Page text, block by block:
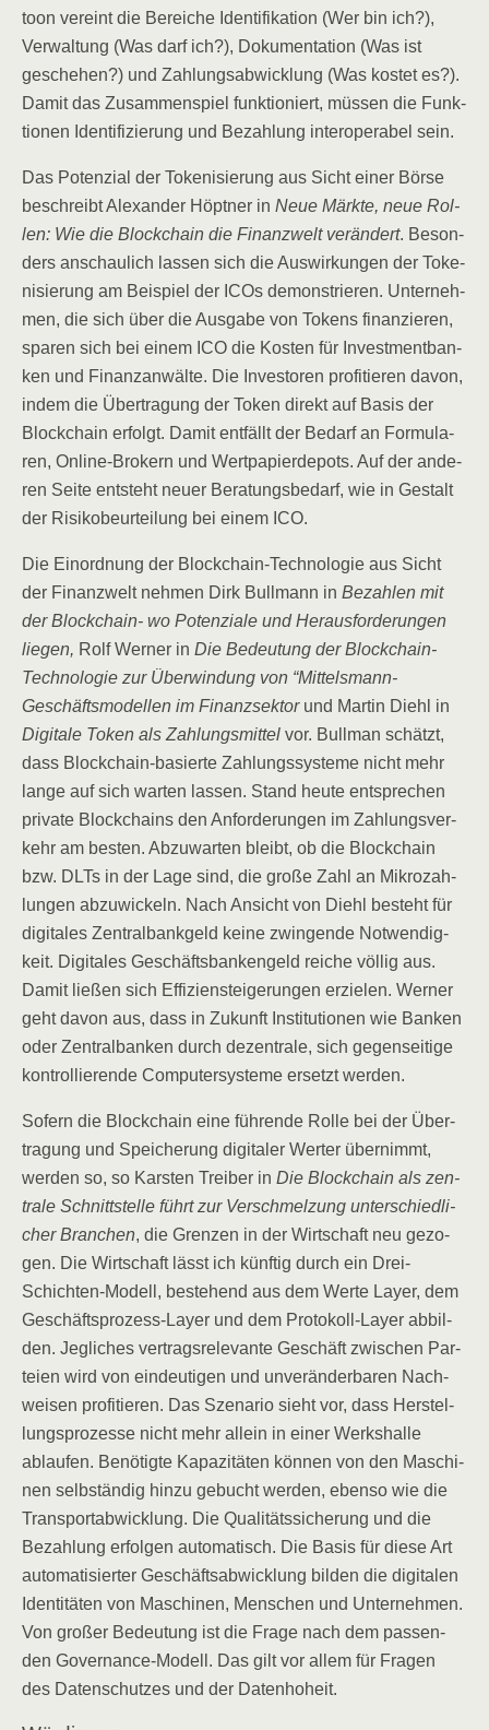
toon ver­eint die Berei­che Iden­ti­fi­ka­ti­on (Wer bin ich?),
Ver­wal­tung (Was darf ich?), Doku­men­ta­ti­on (Was ist
gesche­hen?) und Zah­lungs­ab­wick­lung (Was kos­tet es?).
Damit das Zusam­men­spiel funk­tio­niert, müs­sen die Funk­
tio­nen Iden­ti­fi­zie­rung und Bezah­lung inter­ope­ra­bel sein.
Das Poten­zi­al der Toke­ni­sie­rung aus Sicht einer Bör­se
beschreibt Alex­an­der Höpt­ner in Neue Märk­te, neue Rol­
len: Wie die Block­chain die Finanz­welt ver­än­dert. Beson­
ders anschau­lich las­sen sich die Aus­wir­kun­gen der Toke­
ni­sie­rung am Bei­spiel der ICOs demons­trie­ren. Unter­neh­
men, die sich über die Aus­ga­be von Tokens finan­zie­ren,
spa­ren sich bei einem ICO die Kos­ten für Invest­ment­ban­
ken und Finanz­an­wäl­te. Die Inves­to­ren pro­fi­tie­ren davon,
indem die Über­tra­gung der Token direkt auf Basis der
Block­chain erfolgt. Damit ent­fällt der Bedarf an For­mu­la­
ren, Online-Bro­kern und Wert­pa­pier­de­pots. Auf der ande­
ren Sei­te ent­steht neu­er Bera­tungs­be­darf, wie in Gestalt
der Risi­ko­be­ur­tei­lung bei einem ICO.
Die Ein­ord­nung der Block­chain-Tech­no­lo­gie aus Sicht
der Finanz­welt neh­men Dirk Bull­mann in Bezah­len mit
der Block­chain- wo Poten­zia­le und Her­aus­for­de­run­gen
lie­gen, Rolf Wer­ner in Die Bedeu­tung der Block­chain-
Tech­no­lo­gie zur Über­win­dung von “Mit­tels­mann-
Geschäfts­mo­del­len im Finanz­sek­tor und Mar­tin Diehl in
Digi­ta­le Token als Zah­lungs­mit­tel vor. Bull­man schätzt,
dass Block­chain-basier­te Zah­lungs­sys­te­me nicht mehr
lan­ge auf sich war­ten las­sen. Stand heu­te ent­spre­chen
pri­va­te Block­chains den Anfor­de­run­gen im Zah­lungs­ver­
kehr am bes­ten. Abzu­war­ten bleibt, ob die Block­chain
bzw. DLTs in der Lage sind, die gro­ße Zahl an Mikro­zah­
lun­gen abzu­wi­ckeln. Nach Ansicht von Diehl besteht für
digi­ta­les Zen­tral­bank­geld kei­ne zwin­gen­de Not­wen­dig­
keit. Digi­ta­les Geschäfts­ban­ken­geld rei­che völ­lig aus.
Damit lie­ßen sich Effi­zi­en­stei­ge­run­gen erzie­len. Wer­ner
geht davon aus, dass in Zukunft Insti­tu­tio­nen wie Ban­ken
oder Zen­tral­ban­ken durch dezen­tra­le, sich gegen­sei­ti­ge
kon­trol­lie­ren­de Com­pu­ter­sys­te­me ersetzt werden.
Sofern die Block­chain eine füh­ren­de Rol­le bei der Über­
tra­gung und Spei­che­rung digi­ta­ler Wer­ter über­nimmt,
wer­den so, so Kars­ten Trei­ber in Die Block­chain als zen­
tra­le Schnitt­stel­le führt zur Ver­schmel­zung unter­schied­li­
cher Bran­chen, die Gren­zen in der Wirt­schaft neu gezo­
gen. Die Wirt­schaft lässt ich künf­tig durch ein Drei-
Schich­ten-Modell, bestehend aus dem Wer­te Lay­er, dem
Geschäfts­pro­zess-Lay­er und dem Pro­to­koll-Lay­er abbil­
den. Jeg­li­ches ver­trags­re­le­van­te Geschäft zwi­schen Par­
tei­en wird von ein­deu­ti­gen und unver­än­der­ba­ren Nach­
wei­sen pro­fi­tie­ren. Das Sze­na­rio sieht vor, dass Her­stel­
lungs­pro­zes­se nicht mehr allein in einer Werks­hal­le
ablau­fen. Benö­tig­te Kapa­zi­tä­ten kön­nen von den Maschi­
nen selb­stän­dig hin­zu gebucht wer­den, eben­so wie die
Trans­port­ab­wick­lung. Die Qua­li­täts­si­che­rung und die
Bezah­lung erfol­gen auto­ma­tisch. Die Basis für die­se Art
auto­ma­ti­sier­ter Geschäfts­ab­wick­lung bil­den die digi­ta­len
Iden­ti­tä­ten von Maschi­nen, Men­schen und Unter­neh­men.
Von gro­ßer Bedeu­tung ist die Fra­ge nach dem pas­sen­
den Gover­nan­ce-Modell. Das gilt vor allem für Fra­gen
des Daten­schut­zes und der Datenhoheit.